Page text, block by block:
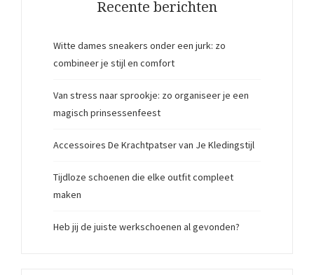
Recente berichten
Witte dames sneakers onder een jurk: zo
combineer je stijl en comfort
Van stress naar sprookje: zo organiseer je een
magisch prinsessenfeest
Accessoires De Krachtpatser van Je Kledingstijl
Tijdloze schoenen die elke outfit compleet
maken
Heb jij de juiste werkschoenen al gevonden?